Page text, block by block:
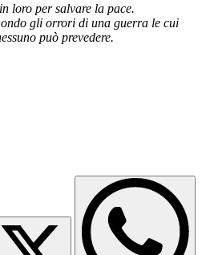
loro per salvare la pace.
gli orrori di una guerra le cui
può prevedere.